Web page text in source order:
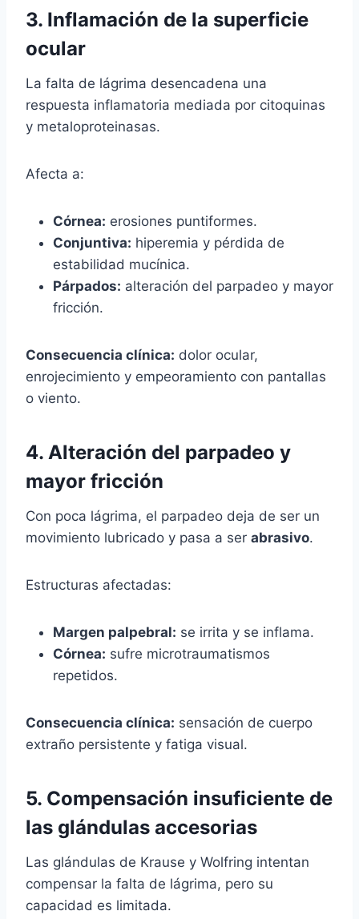
3. Inflamación de la superficie
ocular
La falta de lágrima desencadena una
respuesta inflamatoria mediada por citoquinas
y metaloproteinasas.
Afecta a:
Córnea: erosiones puntiformes.
Conjuntiva: hiperemia y pérdida de
estabilidad mucínica.
Párpados: alteración del parpadeo y mayor
fricción.
Consecuencia clínica: dolor ocular,
enrojecimiento y empeoramiento con pantallas
o viento.
4. Alteración del parpadeo y
mayor fricción
Con poca lágrima, el parpadeo deja de ser un
movimiento lubricado y pasa a ser abrasivo.
Estructuras afectadas:
Margen palpebral: se irrita y se inflama.
Córnea: sufre microtraumatismos
repetidos.
Consecuencia clínica: sensación de cuerpo
extraño persistente y fatiga visual.
5. Compensación insuficiente de
las glándulas accesorias
Las glándulas de Krause y Wolfring intentan
compensar la falta de lágrima, pero su
capacidad es limitada.